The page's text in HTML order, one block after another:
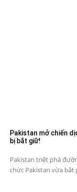
Pakistan mở chiến
bị bắt giữ!
Pakistan triệt phá
chức Pakistan vừa bắt